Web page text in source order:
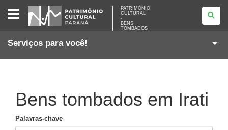
PATRIMÔNIO
CULTURAL
PATRIMÔNIO
CULTURAL
-
BENS
TOMBADOS
Serviços para você!
Bens tombados em Irati
Palavras-chave